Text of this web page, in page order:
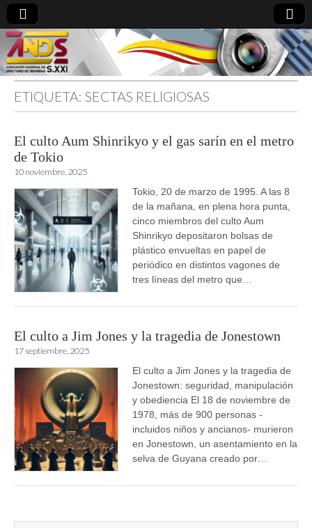
directoresdeseguridad.es
ETIQUETA: SECTAS RELIGIOSAS
El culto Aum Shinrikyo y el gas sarín en el metro
de Tokio
10 noviembre, 2025
Tokio, 20 de marzo de 1995. A las 8
de la mañana, en plena hora punta,
cinco miembros del culto Aum
Shinrikyo depositaron bolsas de
plástico envueltas en papel de
periódico en distintos vagones de
tres líneas del metro que…
El culto a Jim Jones y la tragedia de Jonestown
17 septiembre, 2025
El culto a Jim Jones y la tragedia de
Jonestown: seguridad, manipulación
y obediencia El 18 de noviembre de
1978, más de 900 personas -
incluidos niños y ancianos- murieron
en Jonestown, un asentamiento en la
selva de Guyana creado por…